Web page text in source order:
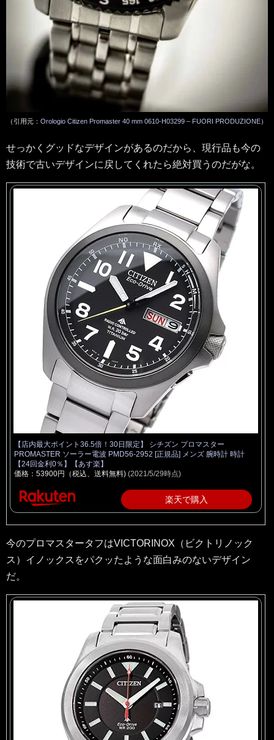
（引用元： Orologio Citizen Promaster 40 mm 0610-H03299 – FUORI PRODUZIONE）
せっかくグッドなデザインがあるのだから、現行品も今の
技術で古いデザインに戻してくれたら絶対買うのだがな。
【店内最大ポイント36.5倍！30日限定】 シチズン プロマスター
PROMASTER ソーラー電波 PMD56-2952 [正規品] メンズ 腕時計 時計
【24回金利0％】【あす楽】
価格：53900円（税込、送料無料) (2021/5/29時点)
楽天で購入
今のプロマスタータフはVICTORINOX（ビクトリノック
ス）イノックスをパクッたような面白みのないデザイン
だ。